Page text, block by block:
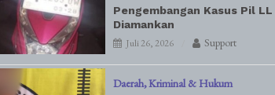
Pengembangan Kasus Pil
Diamankan
Juli 26, 2026
Support
Daerah Kriminal & Hukum